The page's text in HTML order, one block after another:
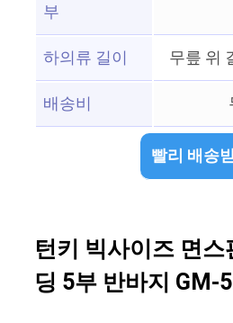
부
하의류 길이
무릎 위
배송비
빨리 배송
턴키 빅사이즈 면
딩 5부 반바지 GM-